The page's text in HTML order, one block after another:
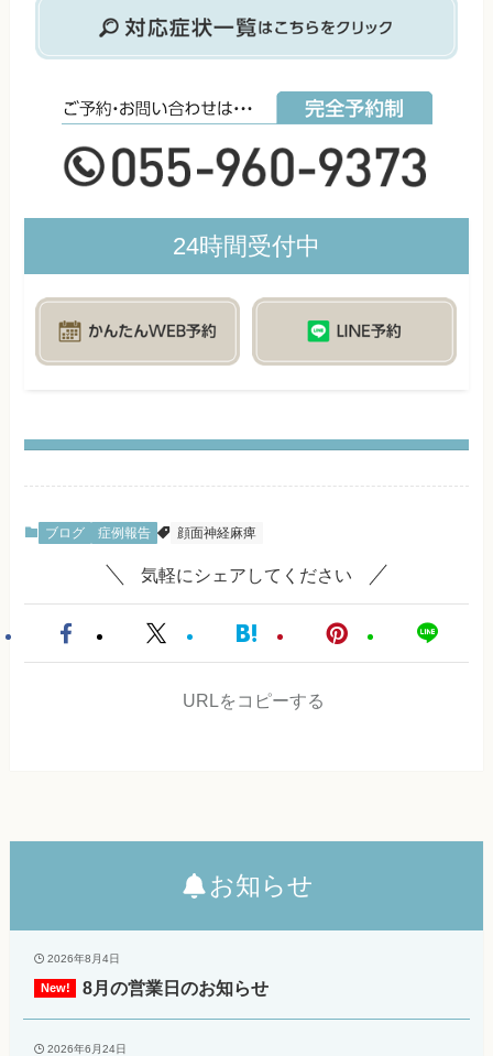
24時間受付中
ブログ 症例報告 顔面神経麻痺
気軽にシェアしてください
URLをコピーする
お知らせ
2026年8月4日
8月の営業日のお知らせ
2026年6月24日